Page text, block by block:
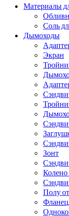
Материалы
Соль
Дымоходы
Экран
Зонт
Полу